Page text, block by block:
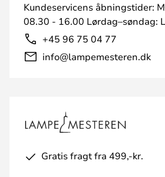
Kundeservicens åbningstider:
08.30 - 16.00 Lørdag–søndag:
+45 96 75 04 77
info@lampemesteren.dk
Gratis fragt fra 499,-kr.